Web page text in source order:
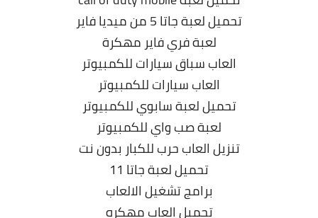
تحميل لعبة جاتا 5 من ميديا فاير
لعبة فري فاير مهكرة
العاب سباق سيارات للكمبيوتر
العاب سيارات للكمبيوتر
تحميل لعبة سابوي للكمبيوتر
لعبة صب واي للكمبيوتر
تنزيل العاب حرب للكبار بدون نت
تحميل لعبة جاتا 11
برامج تشغيل الالعاب
تحميل العاب مهكره